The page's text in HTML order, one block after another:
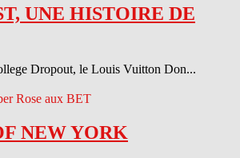
UNE HISTOIRE DE
Dropout, le Louis Vuitton Don...
NEW YORK